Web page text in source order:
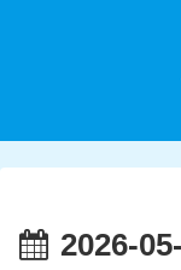
2026-